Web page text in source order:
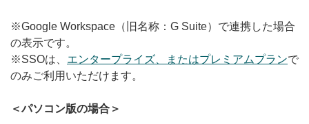
無料トライアル
ログイン
※Google Workspace（旧名称：G Suite）で連携した場合
の表示です。
※SSOは、 エンタープライズ、またはプレミアムプランで
のみご利用いただけます。
＜パソコン版の場合＞